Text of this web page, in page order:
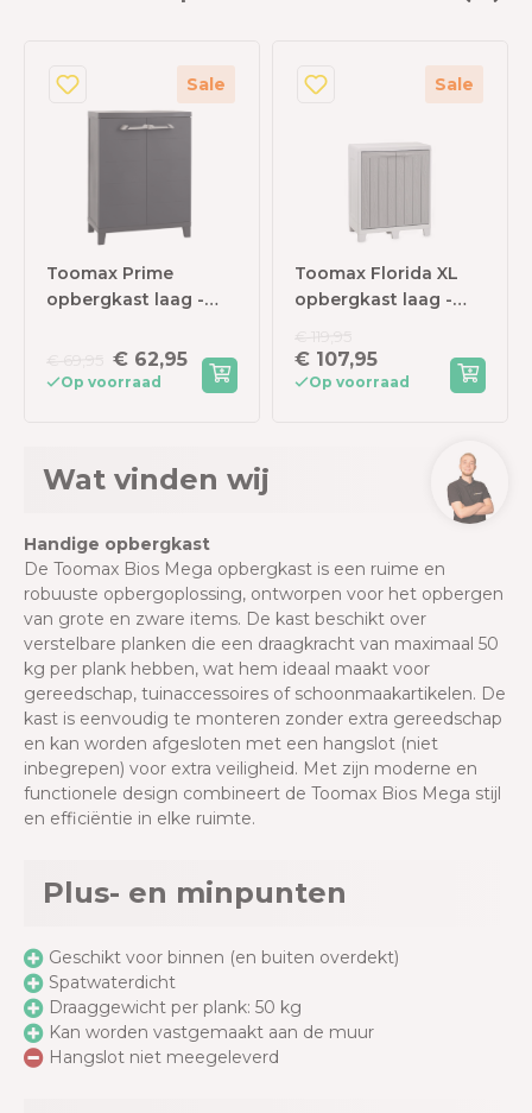
Sale
Toomax Prime
opbergkast laag -
€ 62,95
Op voorraad
Sale
Toomax Florida XL
opbergkast laag -
€ 107,95
Op voorraad
Wat vinden wij
Handige opbergkast
De Toomax Bios Mega opbergkast is een ruime en
robuuste opbergoplossing, ontworpen voor het opbergen
van grote en zware items. De kast beschikt over
verstelbare planken die een draagkracht van maximaal 50
kg per plank hebben, wat hem ideaal maakt voor
gereedschap, tuinaccessoires of schoonmaakartikelen. De
kast is eenvoudig te monteren zonder extra gereedschap
en kan worden afgesloten met een hangslot (niet
inbegrepen) voor extra veiligheid. Met zijn moderne en
functionele design combineert de Toomax Bios Mega stijl
en efficiëntie in elke ruimte.
Plus- en minpunten
Geschikt voor binnen (en buiten overdekt)
Spatwaterdicht
Draaggewicht per plank: 50 kg
Kan worden vastgemaakt aan de muur
Hangslot niet meegeleverd